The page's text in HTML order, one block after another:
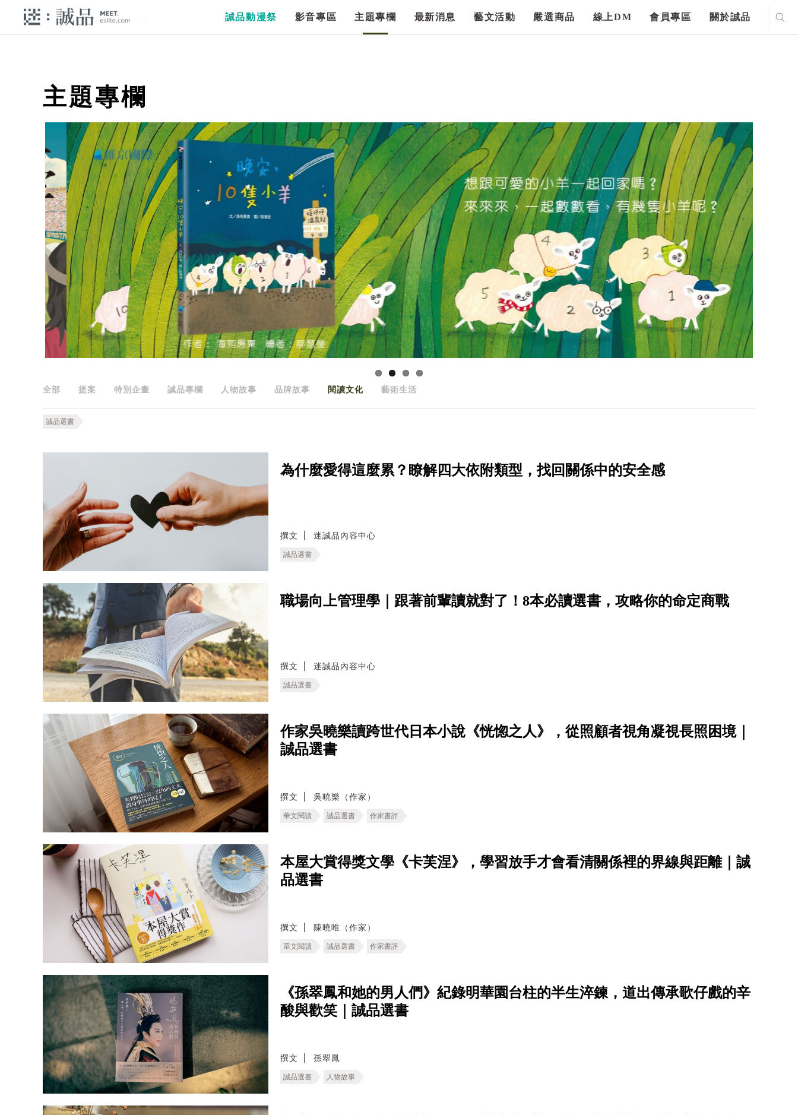
誠品動漫祭 影音專區 主題專欄 最新消息 藝文活動 嚴選商品 線上DM 會員專區 關於誠品
主題專欄
全部 提案 特別企畫 誠品專欄 人物故事 品牌故事 閱讀文化 藝術生活
誠品選書
為什麼愛得這麼累？瞭解四大依附類型，找回關係中的安全感
撰文 迷誠品內容中心
誠品選書
職場向上管理學｜跟著前輩讀就對了！8本必讀選書，攻略你的命定商戰
撰文 迷誠品內容中心
誠品選書
作家吳曉樂讀跨世代日本小說《恍惚之人》，從照顧者視角凝視長照困境｜
誠品選書
撰文 吳曉樂（作家）
華文閱讀 誠品選書 作家書評
本屋大賞得獎文學《卡芙涅》，學習放手才會看清關係裡的界線與距離｜誠
品選書
撰文 陳曉唯（作家）
華文閱讀 誠品選書 作家書評
《孫翠鳳和她的男人們》紀錄明華園台柱的半生淬鍊，道出傳承歌仔戲的辛
酸與歡笑｜誠品選書
撰文 孫翠鳳
誠品選書 人物故事